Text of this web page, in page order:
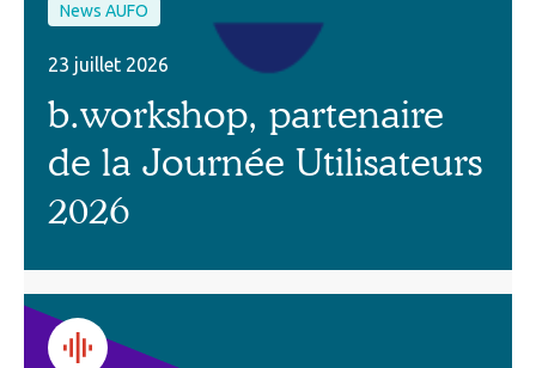
News AUFO
23 juillet 2026
b.workshop, partenaire
de la Journée Utilisateurs
2026